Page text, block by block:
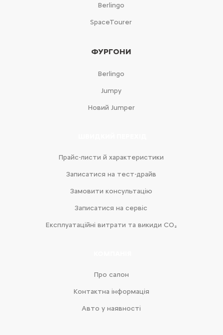
Berlingo
SpaceTourer
ФУРГОНИ
Berlingo
Jumpy
Новий Jumper
Прайс-листи й характеристики
Записатися на тест-драйв
Замовити консультацію
Записатися на сервіс
Експлуатаційні витрати та викиди CO₂
Про салон
Контактна інформація
Авто у наявності